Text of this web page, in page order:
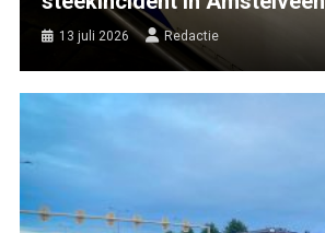
13 juli 2026 Redactie